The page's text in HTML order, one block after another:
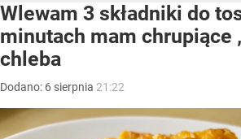
Wlewam 3 składniki do
minutach mam chrupiące
chleba
Dodano: 6 sierpnia 21:22